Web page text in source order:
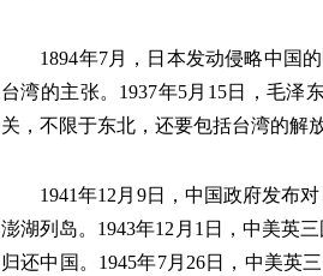
1894年7月，日本发动侵略中国的
台湾的主张。1937年5月15日，毛泽
关，不限于东北，还要包括台湾的解
1941年12月9日，中国政府发布对
澎湖列岛。1943年12月1日，中美英
归还中国。1945年7月26日，中美英